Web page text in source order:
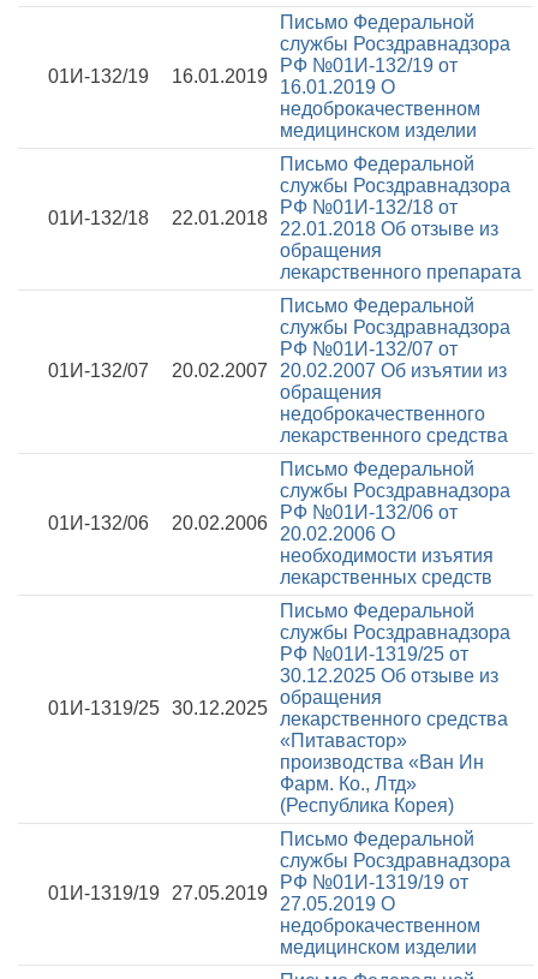
01И-132/19 16.01.2019
Письмо Федеральной
службы Росздравнадзора
РФ №01И-132/19 от
16.01.2019 О
недоброкачественном
медицинском изделии
01И-132/18 22.01.2018
Письмо Федеральной
службы Росздравнадзора
РФ №01И-132/18 от
22.01.2018 Об отзыве из
обращения
лекарственного препарата
01И-132/07 20.02.2007
Письмо Федеральной
службы Росздравнадзора
РФ №01И-132/07 от
20.02.2007 Об изъятии из
обращения
недоброкачественного
лекарственного средства
01И-132/06 20.02.2006
Письмо Федеральной
службы Росздравнадзора
РФ №01И-132/06 от
20.02.2006 О
необходимости изъятия
лекарственных средств
01И-1319/25 30.12.2025
Письмо Федеральной
службы Росздравнадзора
РФ №01И-1319/25 от
30.12.2025 Об отзыве из
обращения
лекарственного средства
«Питавастор»
производства «Ван Ин
Фарм. Ко., Лтд»
(Республика Корея)
01И-1319/19 27.05.2019
Письмо Федеральной
службы Росздравнадзора
РФ №01И-1319/19 от
27.05.2019 О
недоброкачественном
медицинском изделии